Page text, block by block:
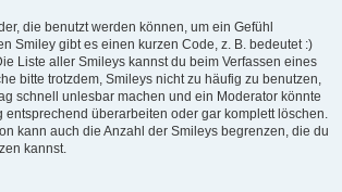
die benutzt werden können, um ein Gefühl
Smiley gibt es einen kurzen Code, z. B. bedeutet :)
Liste aller Smileys kannst du beim Verfassen eines
bitte trotzdem, Smileys nicht zu häufig zu benutzen,
schnell unlesbar machen und ein Moderator könnte
entsprechend überarbeiten oder gar komplett löschen.
kann auch die Anzahl der Smileys begrenzen, die du
kannst.